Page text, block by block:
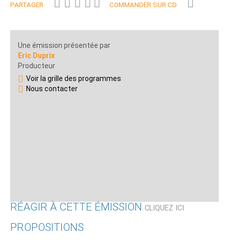
PARTAGER COMMANDER SUR CD
Une émission présentée par
Eric Duprix
Producteur
Voir la grille des programmes
Nous contacter
RÉAGIR À CETTE ÉMISSION CLIQUEZ ICI
PROPOSITIONS